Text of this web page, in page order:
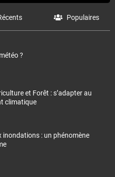
Populaires
?
et Forêt : s’adapter au
climatique
inondations : un phénomène